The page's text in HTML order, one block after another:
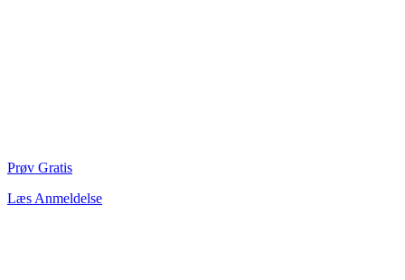
Prøv Gratis
Læs Anmeldelse